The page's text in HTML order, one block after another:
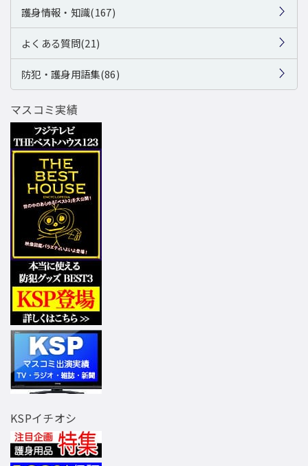
護身情報・知識(167)
よくある質問(21)
防犯・護身用語集(86)
マスコミ実績
KSPイチオシ